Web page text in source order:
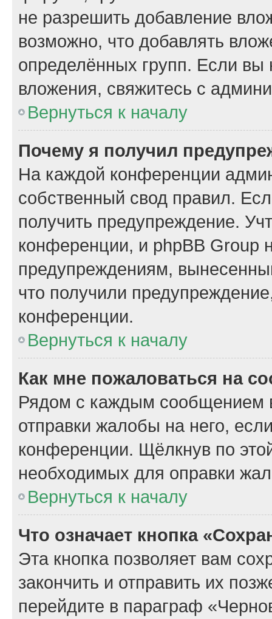
не разрешить добавление
возможно, что добавлять
определённых групп. Если вы
вложения, свяжитесь с
Вернуться к началу
Почему я получил
На каждой конференции
собственный свод правил.
получить предупреждение.
конференции, и phpBB Group
предупреждениям,
что получили
конференции.
Вернуться к началу
Как мне пожаловаться на
Рядом с каждым сообщением
отправки жалобы на него,
конференции. Щёлкнув по
необходимых для оправки
Вернуться к началу
Что означает кнопка
Эта кнопка позволяет вам
закончить и отправить их
перейдите в параграф